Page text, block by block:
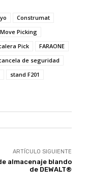
Construmat
Picking
Pick
FARAONE
de seguridad
stand F201
ARTÍCULO SIGUIENTE
almacenaje blando
de DEWALT®